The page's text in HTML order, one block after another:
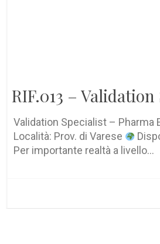
RIF.013 –
Validation Specialist – Pharma
Località: Prov. di Varese
Per importante realtà a livello...